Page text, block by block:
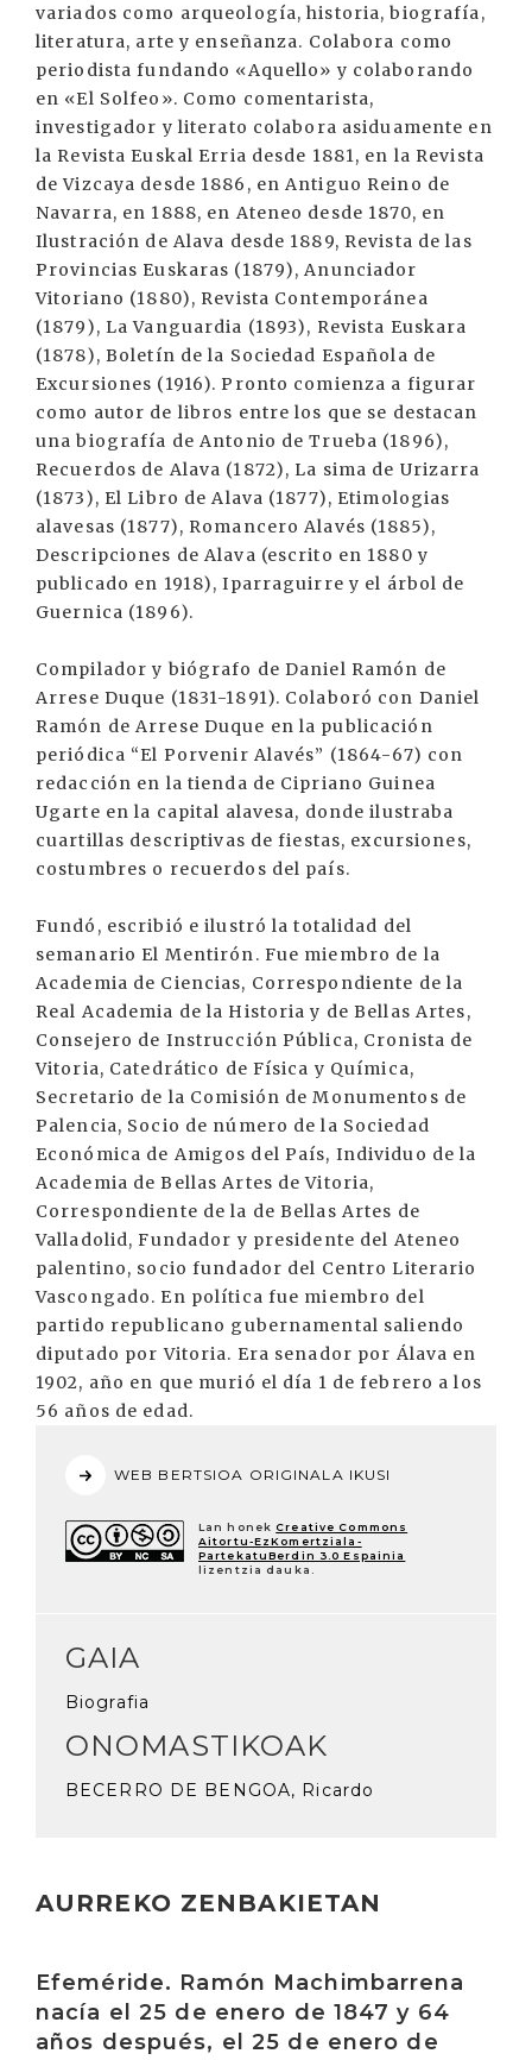
variados como arqueología, historia, biografía,
literatura, arte y enseñanza. Colabora como
periodista fundando «Aquello» y colaborando
en «El Solfeo». Como comentarista,
investigador y literato colabora asiduamente en
la Revista Euskal Erria desde 1881, en la Revista
de Vizcaya desde 1886, en Antiguo Reino de
Navarra, en 1888, en Ateneo desde 1870, en
Ilustración de Alava desde 1889, Revista de las
Provincias Euskaras (1879), Anunciador
Vitoriano (1880), Revista Contemporánea
(1879), La Vanguardia (1893), Revista Euskara
(1878), Boletín de la Sociedad Española de
Excursiones (1916). Pronto comienza a figurar
como autor de libros entre los que se destacan
una biografía de Antonio de Trueba (1896),
Recuerdos de Alava (1872), La sima de Urizarra
(1873), El Libro de Alava (1877), Etimologias
alavesas (1877), Romancero Alavés (1885),
Descripciones de Alava (escrito en 1880 y
publicado en 1918), Iparraguirre y el árbol de
Guernica (1896).
Compilador y biógrafo de Daniel Ramón de
Arrese Duque (1831-1891). Colaboró con Daniel
Ramón de Arrese Duque en la publicación
periódica “El Porvenir Alavés” (1864-67) con
redacción en la tienda de Cipriano Guinea
Ugarte en la capital alavesa, donde ilustraba
cuartillas descriptivas de fiestas, excursiones,
costumbres o recuerdos del país.
Fundó, escribió e ilustró la totalidad del
semanario El Mentirón. Fue miembro de la
Academia de Ciencias, Correspondiente de la
Real Academia de la Historia y de Bellas Artes,
Consejero de Instrucción Pública, Cronista de
Vitoria, Catedrático de Física y Química,
Secretario de la Comisión de Monumentos de
Palencia, Socio de número de la Sociedad
Económica de Amigos del País, Individuo de la
Academia de Bellas Artes de Vitoria,
Correspondiente de la de Bellas Artes de
Valladolid, Fundador y presidente del Ateneo
palentino, socio fundador del Centro Literario
Vascongado. En política fue miembro del
partido republicano gubernamental saliendo
diputado por Vitoria. Era senador por Álava en
1902, año en que murió el día 1 de febrero a los
56 años de edad.
WEB BERTSIOA ORIGINALA IKUSI
Lan honek Creative Commons
Aitortu-EzKomertziala-
PartekatuBerdin 3.0 Espainia
lizentzia dauka.
GAIA
Biografia
ONOMASTIKOAK
BECERRO DE BENGOA, Ricardo
AURREKO ZENBAKIETAN
Efeméride. Ramón Machimbarrena
nacía el 25 de enero de 1847 y 64
años después, el 25 de enero de